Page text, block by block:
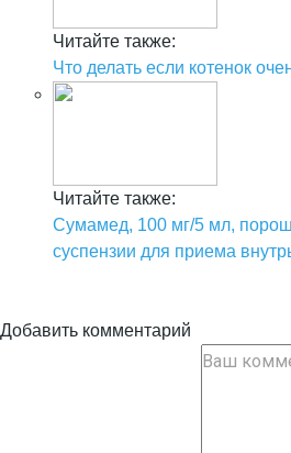
Читайте также:
Что делать если котенок
Читайте также:
Сумамед, 100 мг/5 мл,
суспензии для приема
Добавить комментарий